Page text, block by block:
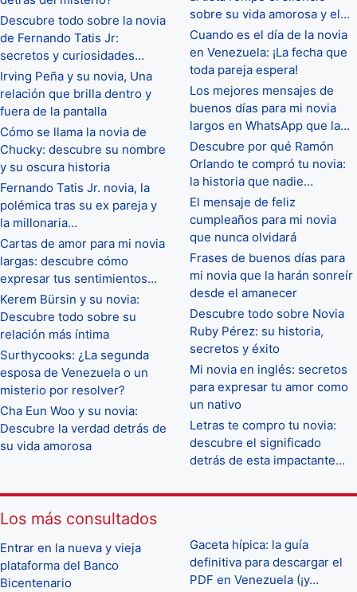
Descubre todo sobre la novia
de Fernando Tatis Jr:
secretos y curiosidades…
Irving Peña y su novia, Una
relación que brilla dentro y
fuera de la pantalla
Cómo se llama la novia de
Chucky: descubre su nombre
y su oscura historia
Fernando Tatis Jr. novia, la
polémica tras su ex pareja y
la millonaria…
Cartas de amor para mi novia
largas: descubre cómo
expresar tus sentimientos…
Kerem Bürsin y su novia:
Descubre todo sobre su
relación más íntima
Surthycooks: ¿La segunda
esposa de Venezuela o un
misterio por resolver?
Cha Eun Woo y su novia:
Descubre la verdad detrás de
su vida amorosa
sobre su vida amorosa y el…
Cuando es el día de la novia
en Venezuela: ¡La fecha que
toda pareja espera!
Los mejores mensajes de
buenos días para mi novia
largos en WhatsApp que la…
Descubre por qué Ramón
Orlando te compró tu novia:
la historia que nadie…
El mensaje de feliz
cumpleaños para mi novia
que nunca olvidará
Frases de buenos días para
mi novia que la harán sonreír
desde el amanecer
Descubre todo sobre Novia
Ruby Pérez: su historia,
secretos y éxito
Mi novia en inglés: secretos
para expresar tu amor como
un nativo
Letras te compro tu novia:
descubre el significado
detrás de esta impactante…
Los más consultados
Entrar en la nueva y vieja
plataforma del Banco
Bicentenario
Gaceta hípica: la guía
definitiva para descargar el
PDF en Venezuela (¡y…